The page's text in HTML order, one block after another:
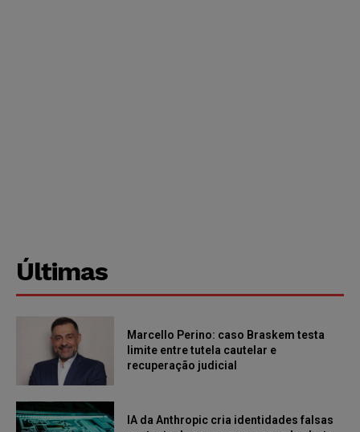
Últimas
Marcello Perino: caso Braskem testa
limite entre tutela cautelar e
recuperação judicial
IA da Anthropic cria identidades falsas